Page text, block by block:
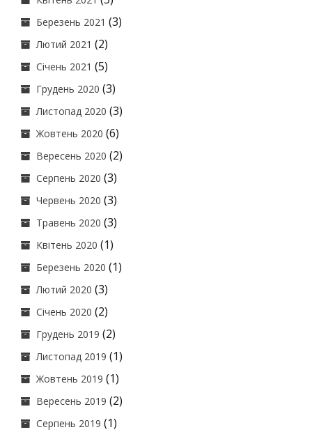
Березень 2021 (3)
Лютий 2021 (2)
Січень 2021 (5)
Грудень 2020 (3)
Листопад 2020 (3)
Жовтень 2020 (6)
Вересень 2020 (2)
Серпень 2020 (3)
Червень 2020 (3)
Травень 2020 (3)
Квітень 2020 (1)
Березень 2020 (1)
Лютий 2020 (3)
Січень 2020 (2)
Грудень 2019 (2)
Листопад 2019 (1)
Жовтень 2019 (1)
Вересень 2019 (2)
Серпень 2019 (1)